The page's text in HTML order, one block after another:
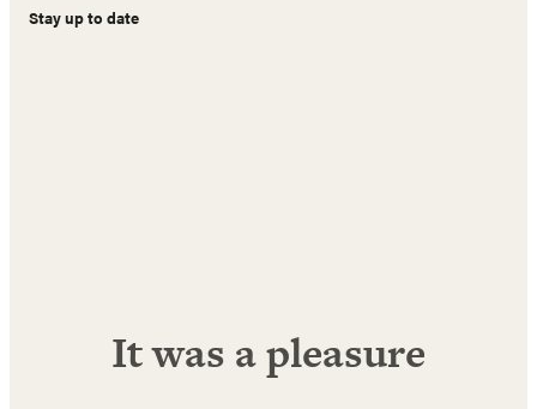
Stay up to date
It was a pleasure